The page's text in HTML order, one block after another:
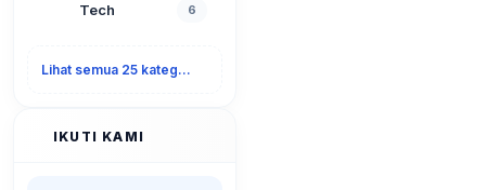
Tech 6
Lihat semua 25 kategori
IKUTI KAMI